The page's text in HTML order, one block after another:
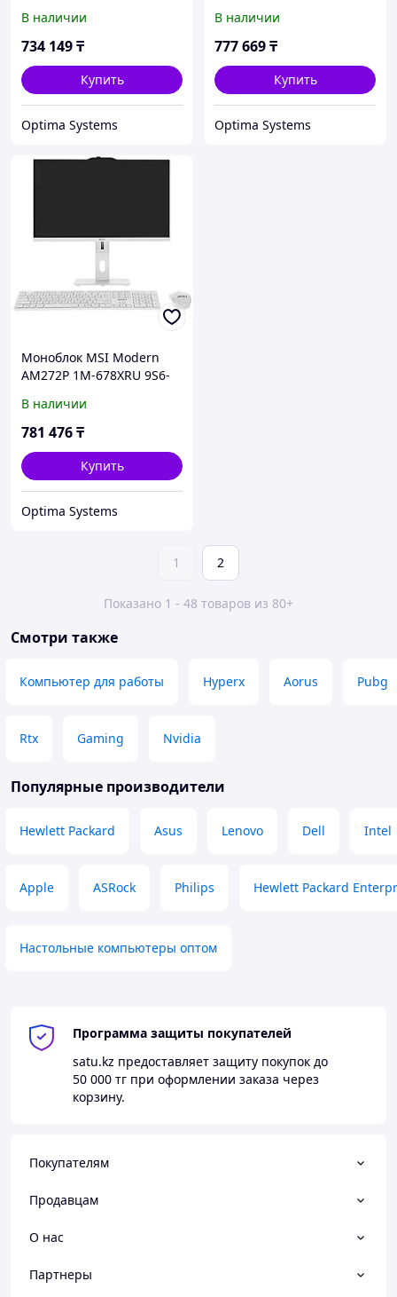
Core 5, 120U, 1.4, 16 Гб,
512 Гб
В наличии
734 149₸
Купить
Optima Systems
Core Ultra 7, 155U, 1.7, 16
Гб, 1 Тб
В наличии
777 669₸
Купить
Optima Systems
Моноблок MSI Modern
AM272P 1M-678XRU 9S6-
Core 7, 150U, 1.8, 16 Гб,
512 Гб
В наличии
781 476₸
Купить
Optima Systems
1 2
Показано 1 - 48 товаров из 80+
Смотри также
Компьютер для работы Hyperx Aorus Pubg
Rtx Gaming Nvidia
Популярные производители
Hewlett Packard Asus Lenovo Dell Intel
Apple ASRock Philips Hewlett Packard
Настольные компьютеры оптом
Программа защиты покупателей
satu.kz предоставляет защиту покупок до
50 000 тг при оформлении заказа через
корзину.
Покупателям
Продавцам
О нас
Партнеры